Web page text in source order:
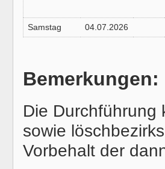
Samstag 04.07.2026
Bemerkungen:
Die Durchführung
sowie
Vorbehalt der